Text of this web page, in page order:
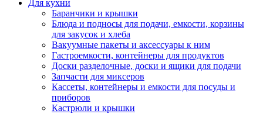
Для кухни
Баранчики и крышки
Блюда и подносы для подачи, емкости, корзины
для закусок и хлеба
Вакуумные пакеты и аксессуары к ним
Гастроемкости, контейнеры для продуктов
Доски разделочные, доски и ящики для подачи
Запчасти для миксеров
Кассеты, контейнеры и емкости для посуды и
приборов
Кастрюли и крышки